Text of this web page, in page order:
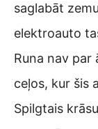
saglabāt
elektroauto
Runa nav
ceļos, kur šis
Spilgtais